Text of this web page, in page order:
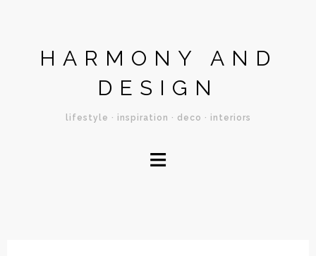
HARMONY AND
DESIGN
lifestyle · inspiration · deco · interiors
≡